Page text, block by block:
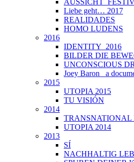
Liebe geht… 2017
REALIDADES
HOMO LUDENS
2016
IDENTITY_2016
BILDER DIE
UNCONSCIOUS
Joey Baron_ a
2015
UTOPIA 2015
TU VISIÓN
2014
TRANSNATIONAL
UTOPIA 2014
2013
SÍ
NACHHALTIG